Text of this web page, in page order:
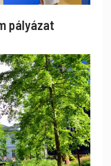
pályázat